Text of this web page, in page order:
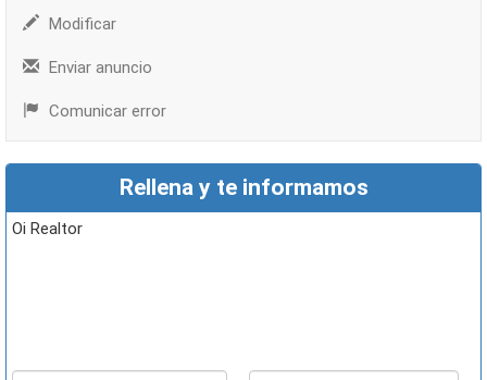
Modificar
Enviar anuncio
Comunicar error
Rellena y te informamos
Oi Realtor